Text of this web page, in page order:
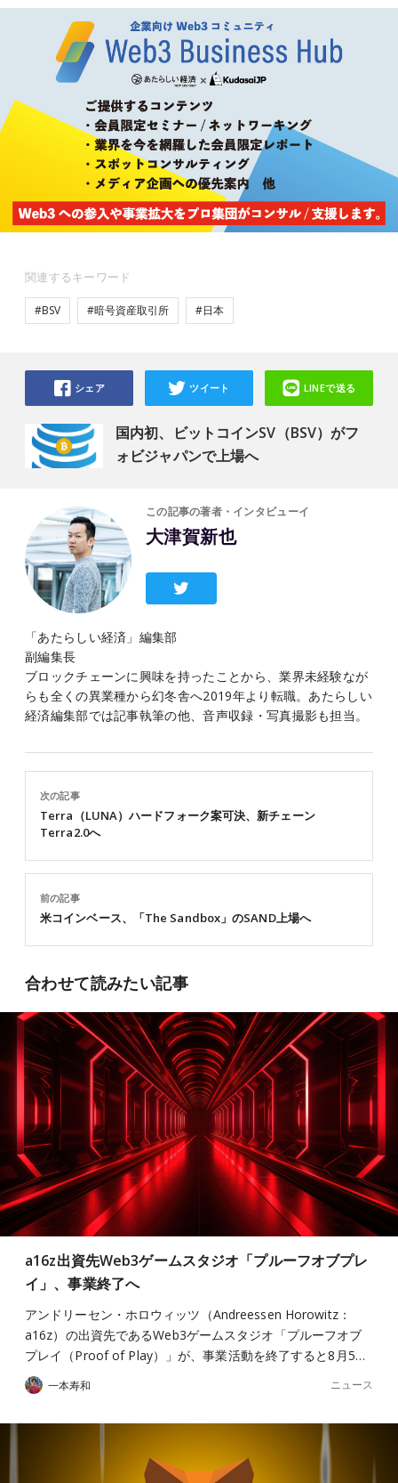
関連するキーワード
#BSV #暗号資産取引所 #日本
国内初、ビットコインSV（BSV）がフ
ォビジャパンで上場へ
シェア ツイート LINEで送る
この記事の著者・インタビューイ
大津賀新也
「あたらしい経済」編集部
副編集長
ブロックチェーンに興味を持ったことから、業界未経験なが
らも全くの異業種から幻冬舎へ2019年より転職。あたらしい
経済編集部では記事執筆の他、音声収録・写真撮影も担当。
前の記事
米コインベース、「The Sandbox」のSAND上場へ
次の記事
Terra（LUNA）ハードフォーク案可決、新チェーン
Terra2.0へ
合わせて読みたい記事
a16z出資先Web3ゲームスタジオ「プルーフオブプレ
イ」、事業終了へ
アンドリーセン・ホロウィッツ（Andreessen Horowitz：
a16z）の出資先であるWeb3ゲームスタジオ「プルーフオブ
プレイ（Proof of Play）」が、事業活動を終了すると8月5…
一本寿和 ニュース